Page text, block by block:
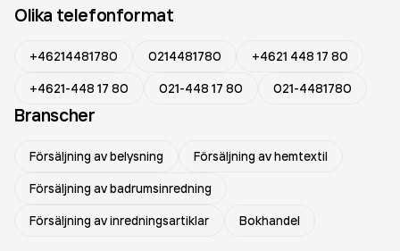
Olika telefonformat
+46214481780 0214481780
+4621 448 17 80
+4621-448 17 80
021-448 17 80 021-4481780
Branscher
Försäljning av belysning
Försäljning av hemtextil
Försäljning av badrumsinredning
Försäljning av inredningsartiklar
Bokhandel